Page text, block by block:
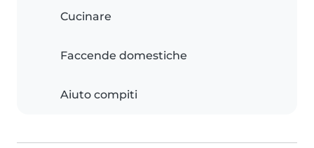
Cucinare
Faccende domestiche
Aiuto compiti